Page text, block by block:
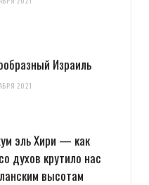
Израиль
2021
эль Хири — как
духов крутило нас
высотам